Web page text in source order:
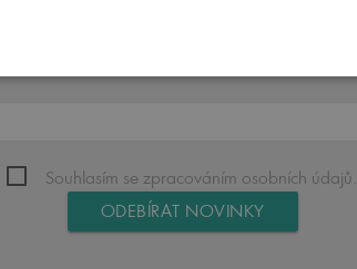
Souhlasím se zpracováním osobních údajů.
ODEBÍRAT NOVINKY